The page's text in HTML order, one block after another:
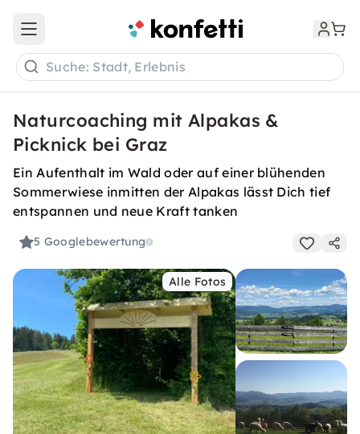
Open main menu
Suche: Stadt, Erlebnis
Naturcoaching mit Alpakas &
Picknick bei Graz
Ein Aufenthalt im Wald oder auf einer blühenden
Sommerwiese inmitten der Alpakas lässt Dich tief
entspannen und neue Kraft tanken
5 Googlebewertung
Alle Fotos